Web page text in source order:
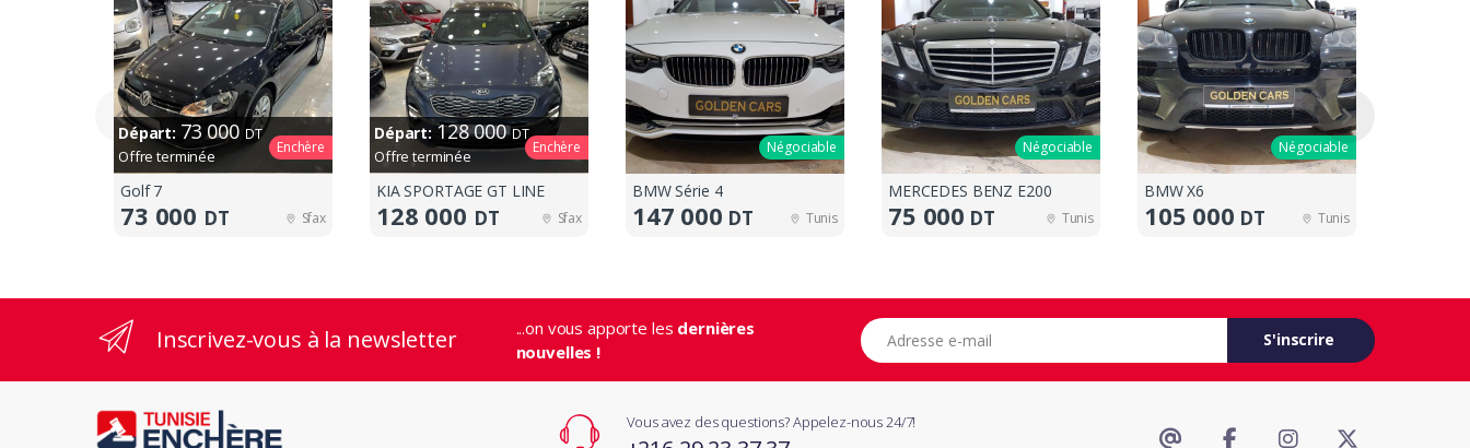
Départ: 73 000 DT
Offre terminée Enchère
Golf 7
73 000 DT Sfax
Départ: 128 000DT
Offre terminée Enchère
KIA SPORTAGE GT LINE
128 000 DT Sfax
Négociable
BMW Série 4
147 000 DT Tunis
Négociable
MERCEDES BENZ E200
75 000 DT Tunis
Négociable
BMW X6
105 000 DT Tunis
Inscrivez-vous à la newsletter ...on vous apporte les dernières
nouvelles !
Adresse e-mail
S'inscrire
Vous avez des questions? Appelez-nous 24/7!